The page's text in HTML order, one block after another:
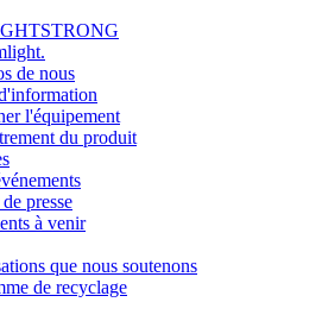
de nous
l'équipement
du produit
presse
à venir
que nous soutenons
de recyclage